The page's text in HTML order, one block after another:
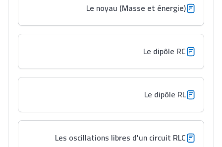
Lycée Maroc
Collège au Maroc
Le noyau (Masse et énergie)
Le dipôle RC
Le dipôle RL
Les oscillations libres d'un circuit RLC